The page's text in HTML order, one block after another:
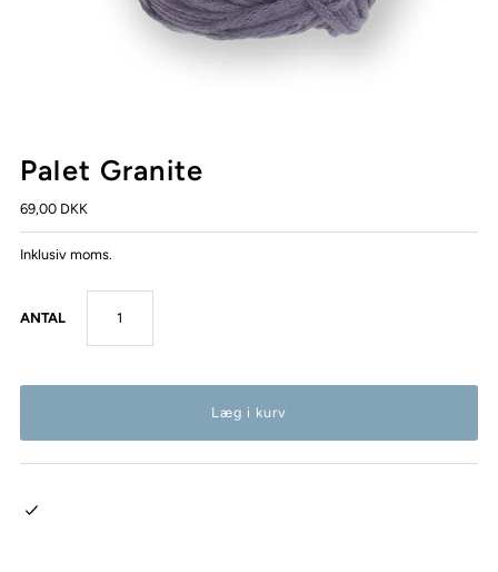
Palet Granite
69,00 DKK
Inklusiv moms.
ANTAL